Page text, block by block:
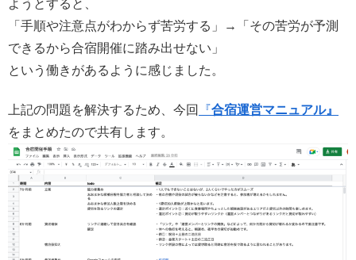
ようとすると、
「手順や注意点がわからず苦労する」→「その苦労が予測
できるから合宿開催に踏み出せない」
という働きがあるように感じました。
上記の問題を解決するため、今回 『合宿運営マニュアル』
をまとめたので共有します。